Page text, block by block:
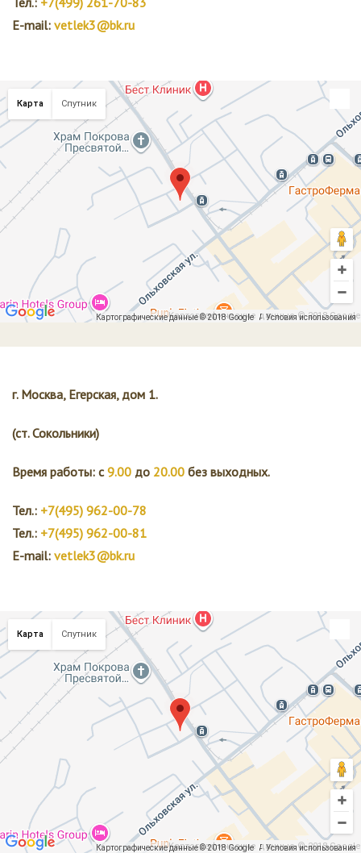
E-mail: vetlek3@bk.ru
Картографические данные © 2018 Google
Картографические данные © 2018 Google
Условия использования
Карта Спутник
г. Москва, Егерская, дом 1.
(ст. Сокольники)
Время работы: с9.00 до 20.00 без выходных.
Тел.: +7(495) 962-00-78
Тел.: +7(495) 962-00-81
E-mail: vetlek3@bk.ru
Картографические данные © 2018 Google
Картографические данные © 2018 Google
Условия использования
Карта Спутник